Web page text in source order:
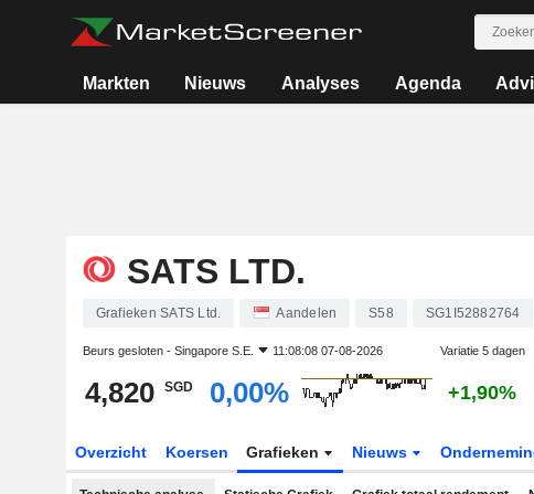
Markten Nieuws Analyses Agenda
SATS LTD.
Grafieken SATS Ltd. Aandelen S58 SG1I52882764
Beurs gesloten - Singapore S.E. 11:08:08 07-08-2026 Variatie 5 dagen
4,820 SGD 0,00% +1,90%
Overzicht Koersen Grafieken Nieuws